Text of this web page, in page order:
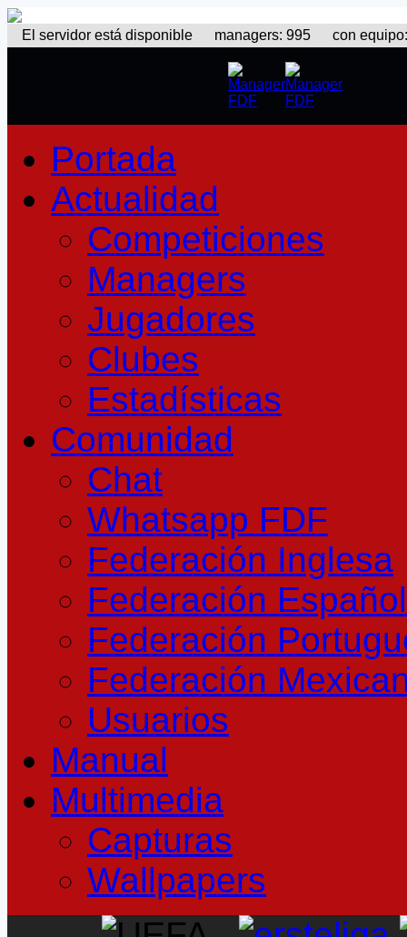
El servidor está disponible managers: 995 con
Portada
Actualidad
Competiciones
Managers
Jugadores
Clubes
Estadísticas
Comunidad
Chat
Whatsapp FDF
Federación Inglesa
Federación
Federación
Federación
Usuarios
Manual
Multimedia
Capturas
Wallpapers